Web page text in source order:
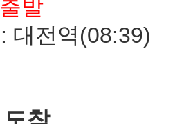
발
대전역(08:39)